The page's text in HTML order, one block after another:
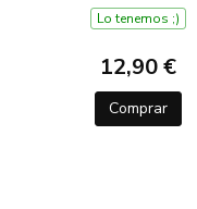
Lo tenemos ;)
12,90 €
Comprar